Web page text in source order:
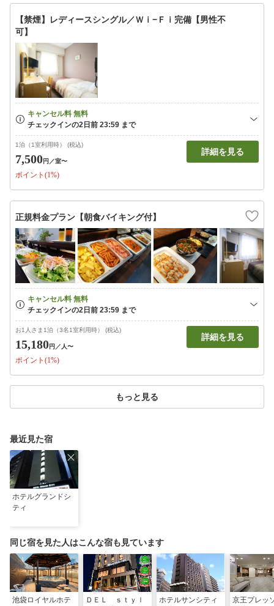
【禁煙】レディースシングル／Ｗｉ−Ｆｉ完備【男性不
可】
1泊（1室利用時） (税込)
7,500円 ／室〜
ポイント(1%)
詳細を見る
正規料金プラン【朝食バイキング付】
お1人さま1泊（3名1室利用時） (税込)
15,180円 ／人〜
ポイント(1%)
詳細を見る
もっと見る
最近見た宿
ホテルグランドシ
ティ
同じ宿を見た人はこんな宿も見ています
池袋ロイヤルホテ
ＤＥＬ ｓｔｙｌ
ホテルサンシティ
京王プレッ